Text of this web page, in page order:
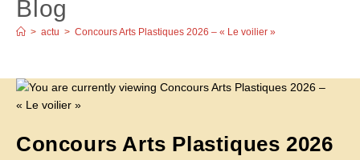
Blog
> actu > Concours Arts Plastiques 2026 – « Le voilier »
Concours Arts Plastiques 2026